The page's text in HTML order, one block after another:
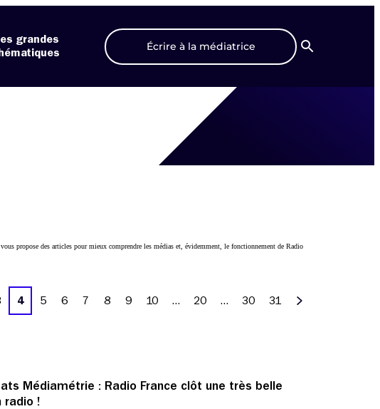
grandes
Écrire à la médiatrice
Recherche
propose des articles pour mieux comprendre les médias et, évidemment, le fonctionnement de Radio
4 5 6 7 8 9 10 … 20 … 30
31
Médiamétrie : Radio France clôt une très belle
radio !